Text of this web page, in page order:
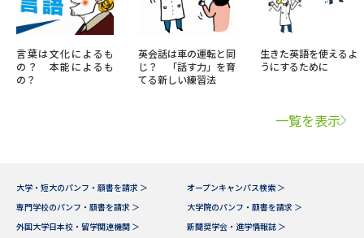
言葉は文化によるも
の？ 本能によるも
の？
英会話は車の運転と同
じ？ 「話す力」を育
てる新しい練習法
生きた英語を使えるよ
うにするために
一覧を表示
大学・短大のパンフ・願書を請求 ＞
オープンキャンパス検索 ＞
専門学校のパンフ・願書を請求 ＞
大学院のパンフ・願書を請求 ＞
外国大学日本校・留学関連機関 ＞
新聞奨学会・進学情報誌 ＞